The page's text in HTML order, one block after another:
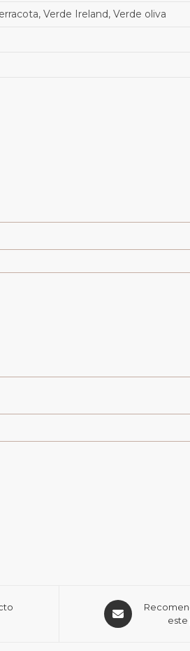
Verde Ireland, Verde oliva